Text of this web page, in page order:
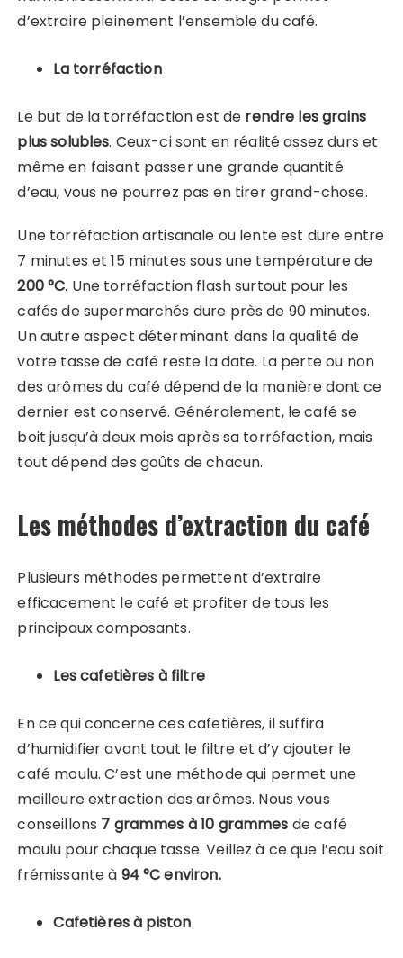
d’extraire pleinement l’ensemble du café.
La torréfaction
Le but de la torréfaction est de rendre les grains
plus solubles. Ceux-ci sont en réalité assez durs et
même en faisant passer une grande quantité
d’eau, vous ne pourrez pas en tirer grand-chose.
Une torréfaction artisanale ou lente est dure entre
7 minutes et 15 minutes sous une température de
200 °C. Une torréfaction flash surtout pour les
cafés de supermarchés dure près de 90 minutes.
Un autre aspect déterminant dans la qualité de
votre tasse de café reste la date. La perte ou non
des arômes du café dépend de la manière dont ce
dernier est conservé. Généralement, le café se
boit jusqu’à deux mois après sa torréfaction, mais
tout dépend des goûts de chacun.
Les méthodes d’extraction du café
Plusieurs méthodes permettent d’extraire
efficacement le café et profiter de tous les
principaux composants.
Les cafetières à filtre
En ce qui concerne ces cafetières, il suffira
d’humidifier avant tout le filtre et d’y ajouter le
café moulu. C’est une méthode qui permet une
meilleure extraction des arômes. Nous vous
conseillons 7 grammes à 10 grammes de café
moulu pour chaque tasse. Veillez à ce que l’eau soit
frémissante à 94 °C environ.
Cafetières à piston